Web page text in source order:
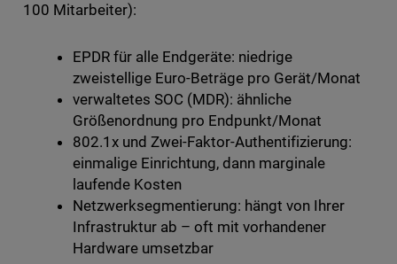
100 Mitarbeiter):
EPDR für alle Endgeräte: niedrige
zweistellige Euro-Beträge pro Gerät/Monat
verwaltetes SOC (MDR): ähnliche
Größenordnung pro Endpunkt/Monat
802.1x und Zwei-Faktor-Authentifizierung:
einmalige Einrichtung, dann marginale
laufende Kosten
Netzwerksegmentierung: hängt von Ihrer
Infrastruktur ab – oft mit vorhandener
Hardware umsetzbar